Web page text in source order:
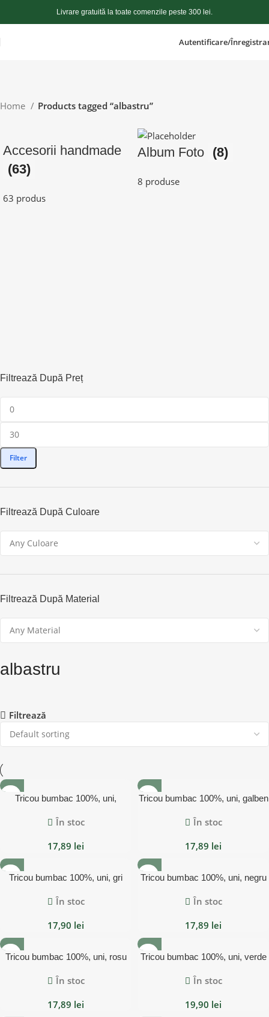
Livrare gratuită la toate comenzile peste 300 lei.
Autentificare/
Home Products tagged “albastru”
Accesorii handmade
(63)
63 produs
Album Foto (8)
8 produse
Filtrează După Preț
Filter
Filtrează După Culoare
Filtrează După Material
albastru
Filtrează
Tricou bumbac 100%, uni,
150
În stoc
17,89 lei
Tricou bumbac 100%, uni, galben
În stoc
17,89 lei
Tricou bumbac 100%, uni, gri
În stoc
17,90 lei
Tricou bumbac 100%, uni, negru
În stoc
17,89 lei
Tricou bumbac 100%, uni, rosu
În stoc
17,89 lei
Tricou bumbac 100%, uni, verde
În stoc
19,90 lei